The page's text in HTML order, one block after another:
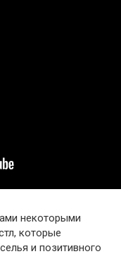
некоторыми
которые
и позитивного